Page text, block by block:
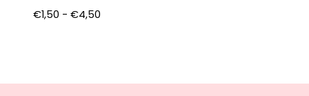
€1,50 - €4,50